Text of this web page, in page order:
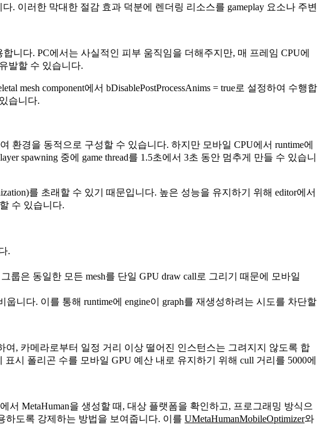
. 이러한 막대한 절감 효과 덕분에 렌더링 리소스를 gameplay 요소나 주변
합니다. PC에서는 사실적인 피부 움직임을 더해주지만, 매 프레임 CPU에
발할 수 있습니다.
mesh component에서 bDisablePostProcessAnims = true로 설정하여 수행합
습니다.
환경을 동적으로 구성할 수 있습니다. 하지만 모바일 CPU에서 runtime에
spawning 중에 game thread를 1.5초에서 3초 동안 멈추게 만들 수 있습니
를 초래할 수 있기 때문입니다. 높은 성능을 유지하기 위해 editor에서
수 있습니다.
.
룹은 동일한 모든 mesh를 단일 GPU draw call로 그리기 때문에 모바일
웁니다. 이를 통해 runtime에 engine이 graph를 재생성하려는 시도를 차단할
, 카메라로부터 일정 거리 이상 떨어진 인스턴스는 그려지지 않도록 합
시 폴리곤 수를 모바일 GPU 예산 내로 유지하기 위해 cull 거리를 5000에
서 MetaHuman을 생성할 때, 대상 플랫폼을 확인하고, 프로그래밍 방식으
하도록 강제하는 방법을 보여줍니다. 이를 UMetaHumanMobileOptimizer와